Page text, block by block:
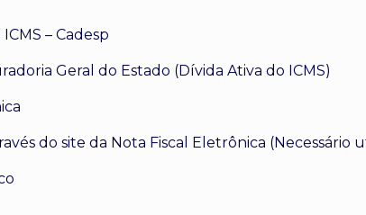
– Cadesp
Geral do Estado (Dívida Ativa do ICMS)
do site da Nota Fiscal Eletrônica (Necessário